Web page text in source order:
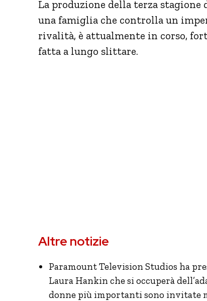
La produzione della terza stagione
una famiglia che controlla un
rivalità, è attualmente in corso,
fatta a lungo slittare.
Altre notizie
Paramount Television Studios ha
Laura Hankin che si occuperà
donne più importanti sono invitate